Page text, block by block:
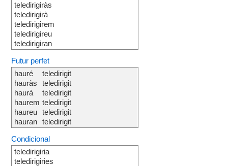
teledirigiràs
teledirigirà
teledirigirem
teledirigireu
teledirigiran
Futur perfet
hauré
hauràs
haurà
haurem
haureu
hauran
teledirigit
teledirigit
teledirigit
teledirigit
teledirigit
teledirigit
Condicional
teledirigiria
teledirigiries